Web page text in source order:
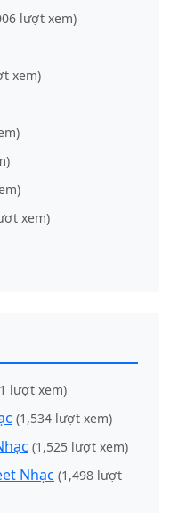
lượt xem)
xem)
xem)
lượt xem)
(1,534 lượt xem)
(1,525 lượt xem)
Nhạc (1,498 lượt